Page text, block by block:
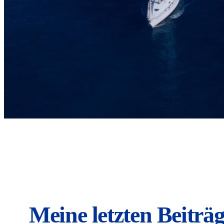
Meine letzten